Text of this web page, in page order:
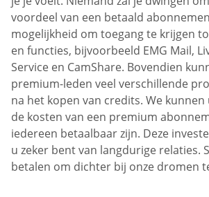
voordeel van een betaald
mogelijkheid om toegang te krijgen
en functies, bijvoorbeeld EMG Mail,
Service en CamShare. Bovendien
premium-leden veel verschillende
na het kopen van credits. We
de kosten van een premium
iedereen betaalbaar zijn. Deze
u zeker bent van langdurige relaties.
betalen om dichter bij onze dromen